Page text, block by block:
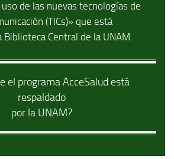
de las nuevas tecnologías de
(TICs)» que está
Central de la UNAM.
el programa AcceSalud está
respaldado
por la UNAM?